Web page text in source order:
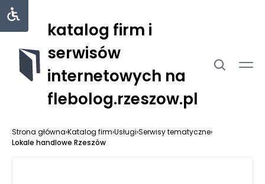
katalog firm i
serwisów
internetowych na
flebolog.rzeszow.pl
Strona główna›Katalog firm›Usługi›Serwisy tematyczne›
Lokale handlowe Rzeszów